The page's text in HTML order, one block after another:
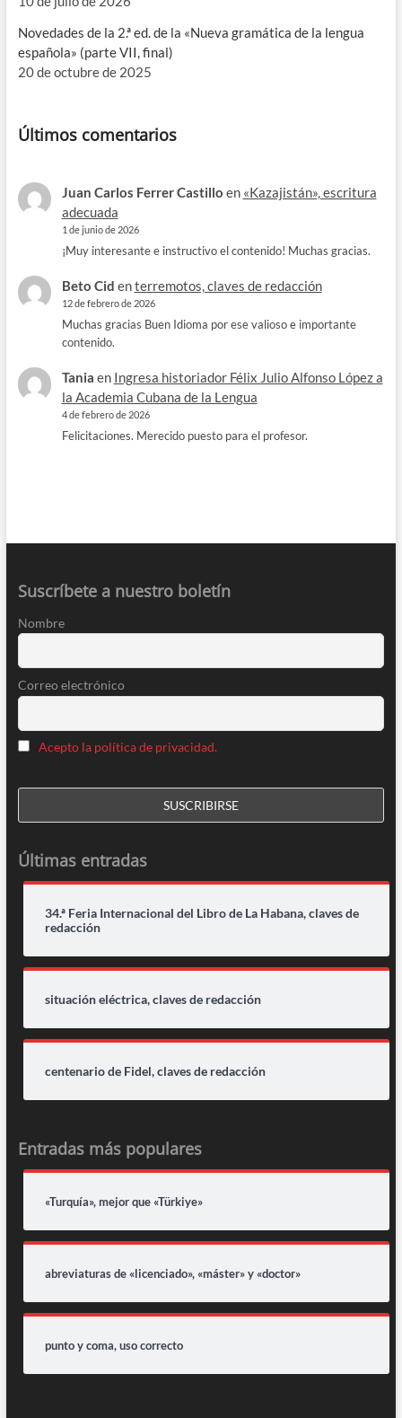
Novedades de la 2.ª ed. de la «Nueva gramática de la lengua
española» (parte VII, final)
20 de octubre de 2025
Últimos comentarios
Juan Carlos Ferrer Castillo en «Kazajistán», escritura
adecuada
1 de junio de 2026
¡Muy interesante e instructivo el contenido! Muchas gracias.
Beto Cid enterremotos, claves de redacción
12 de febrero de 2026
Muchas gracias Buen Idioma por ese valioso e importante
contenido.
Tania en Ingresa historiador Félix Julio Alfonso López a
la Academia Cubana de la Lengua
4 de febrero de 2026
Felicitaciones. Merecido puesto para el profesor.
Suscríbete a nuestro boletín
Nombre
Correo electrónico
Acepto la política de privacidad.
Últimas entradas
34.ª Feria Internacional del Libro de La Habana, claves de
redacción
situación eléctrica, claves de redacción
centenario de Fidel, claves de redacción
Entradas más populares
«Turquía», mejor que «Türkiye»
abreviaturas de «licenciado», «máster» y «doctor»
punto y coma, uso correcto